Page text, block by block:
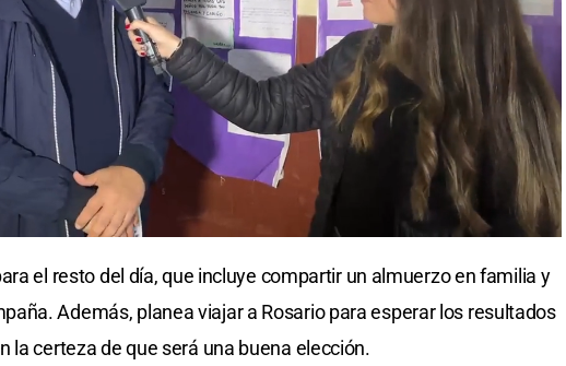
el resto del día, que incluye compartir un almuerzo en familia y
Además, planea viajar a Rosario para esperar los resultados
la certeza de que será una buena elección.